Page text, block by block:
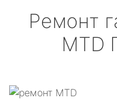
Ремонт
MTD